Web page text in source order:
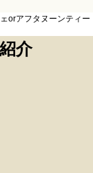
orアフタヌーンティー
介